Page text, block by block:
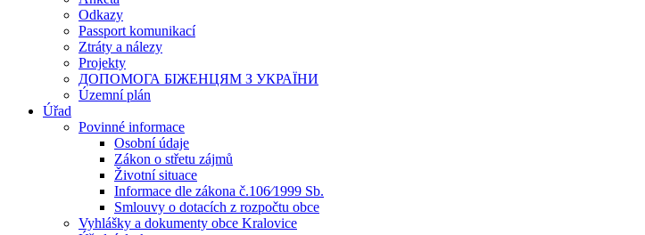
Odkazy
Passport komunikací
Ztráty a nálezy
Projekty
ДОПОМОГА БІЖЕНЦЯМ З УКРАЇНИ
Územní plán
Úřad
Povinné informace
Osobní údaje
Zákon o střetu zájmů
Životní situace
Informace dle zákona č.106⁄1999 Sb.
Smlouvy o dotacích z rozpočtu obce
Vyhlášky a dokumenty obce Kralovice